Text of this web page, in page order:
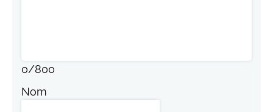
0/800
Nom